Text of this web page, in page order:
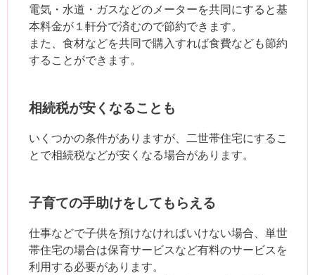
電気・水道・ガスなどのメーターを共同にすると基
本料金が１軒分で済むので節約できます。
また、食材などを共同で購入すれば食費なども節約
することができます。
相続税が安くなることも
いくつかの条件がありますが、二世帯住宅にするこ
とで相続税などが安くなる場合があります。
子育ての手助けをしてもらえる
仕事などで子供を預けなければいけない場合、単世
帯住宅の場合は保育サービスなど有料のサービスを
利用する必要があります。